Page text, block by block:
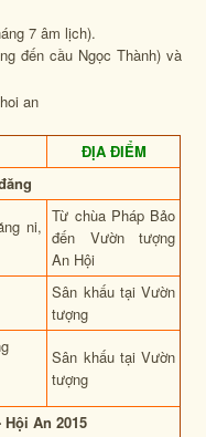
7 âm lịch).
đến cầu Ngọc Thành) và
ĐỊA ĐIỂM
ni,
Từ chùa Pháp Bảo
đến Vườn tượng
An Hội
Sân khấu tại Vườn
tượng
Sân khấu tại Vườn
tượng
An 2015